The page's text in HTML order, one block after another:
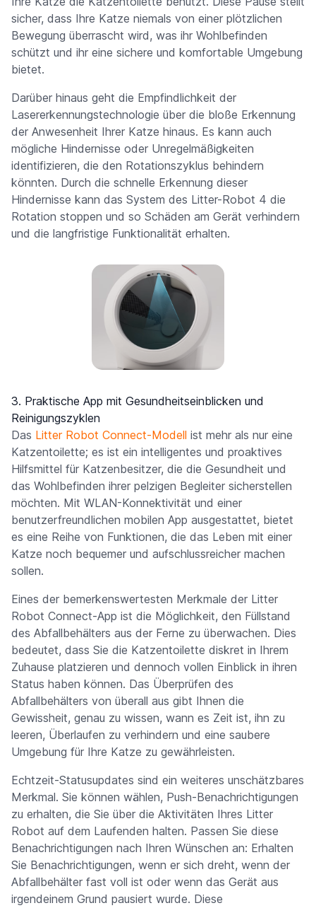
sicher, dass Ihre Katze niemals von einer plötzlichen
Bewegung überrascht wird, was ihr Wohlbefinden
schützt und ihr eine sichere und komfortable Umgebung
bietet.
Darüber hinaus geht die Empfindlichkeit der
Lasererkennungstechnologie über die bloße Erkennung
der Anwesenheit Ihrer Katze hinaus. Es kann auch
mögliche Hindernisse oder Unregelmäßigkeiten
identifizieren, die den Rotationszyklus behindern
könnten. Durch die schnelle Erkennung dieser
Hindernisse kann das System des Litter-Robot 4 die
Rotation stoppen und so Schäden am Gerät verhindern
und die langfristige Funktionalität erhalten.
3. Praktische App mit Gesundheitseinblicken und
Reinigungszyklen
Das Litter Robot Connect-Modell ist mehr als nur eine
Katzentoilette; es ist ein intelligentes und proaktives
Hilfsmittel für Katzenbesitzer, die die Gesundheit und
das Wohlbefinden ihrer pelzigen Begleiter sicherstellen
möchten. Mit WLAN-Konnektivität und einer
benutzerfreundlichen mobilen App ausgestattet, bietet
es eine Reihe von Funktionen, die das Leben mit einer
Katze noch bequemer und aufschlussreicher machen
sollen.
Eines der bemerkenswertesten Merkmale der Litter
Robot Connect-App ist die Möglichkeit, den Füllstand
des Abfallbehälters aus der Ferne zu überwachen. Dies
bedeutet, dass Sie die Katzentoilette diskret in Ihrem
Zuhause platzieren und dennoch vollen Einblick in ihren
Status haben können. Das Überprüfen des
Abfallbehälters von überall aus gibt Ihnen die
Gewissheit, genau zu wissen, wann es Zeit ist, ihn zu
leeren, Überlaufen zu verhindern und eine saubere
Umgebung für Ihre Katze zu gewährleisten.
Echtzeit-Statusupdates sind ein weiteres unschätzbares
Merkmal. Sie können wählen, Push-Benachrichtigungen
zu erhalten, die Sie über die Aktivitäten Ihres Litter
Robot auf dem Laufenden halten. Passen Sie diese
Benachrichtigungen nach Ihren Wünschen an: Erhalten
Sie Benachrichtigungen, wenn er sich dreht, wenn der
Abfallbehälter fast voll ist oder wenn das Gerät aus
irgendeinem Grund pausiert wurde. Diese